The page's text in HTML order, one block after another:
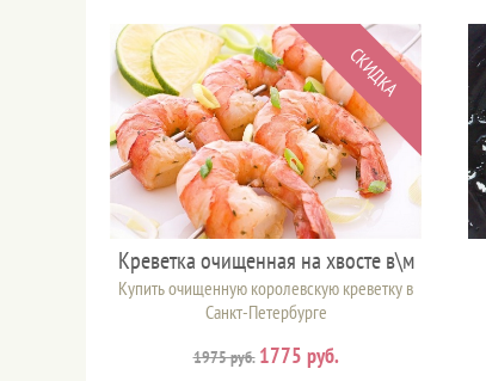
СКИДКА
Креветка очищенная на хвосте в\м
Купить очищенную королевскую креветку в
Санкт-Петербурге
1975 руб. 1775 руб.